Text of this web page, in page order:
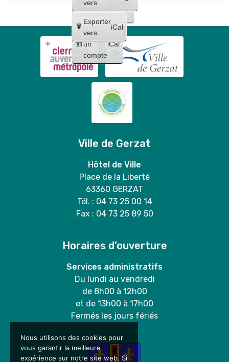
un
compte
Google
Créer
un
compte
iCal
vers
Exporter
vers
iCal
Ville de Gerzat
Hôtel de Ville
Place de la Liberté
63360 GERZAT
Tél. : 04 73 25 00 14
Fax : 04 73 25 89 50
Horaires d’ouverture
Services administratifs
Du lundi au vendredi
de 8h00 à 12h00
et de 13h00 à 17h00
Fermés les jours fériés
Nous utilisons des cookies pour
vous garantir la meilleure
expérience sur notre site web. Si